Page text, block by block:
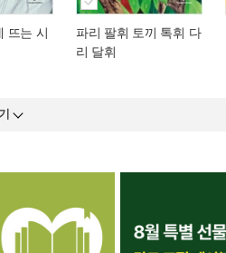
뜨는 시
파리 팔휘 토끼 톡휘 다
리 달휘